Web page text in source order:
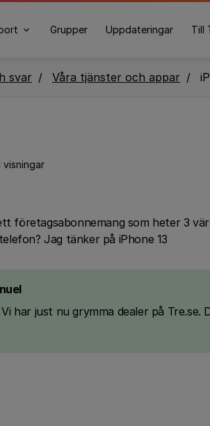
Grupper Uppdateringar Till
svar Våra tjänster och appar
visningar
företagsabonnemang som heter 3
Jag tänker på iPhone 13
Vi har just nu grymma dealer på Tre.se.